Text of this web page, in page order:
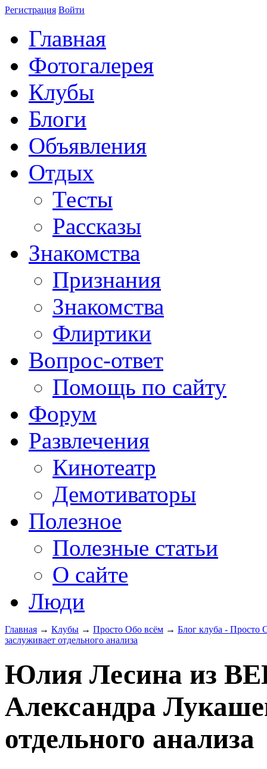
Регистрация Войти
Главная
Фотогалерея
Клубы
Блоги
Объявления
Отдых
Тесты
Рассказы
Знакомства
Признания
Знакомства
Флиртики
Вопрос-ответ
Помощь по сайту
Форум
Развлечения
Кинотеатр
Демотиваторы
Полезное
Полезные статьи
О сайте
Люди
Главная → Клубы → Просто Обо всём → Блог клуба - Просто
заслуживает отдельного анализа
Юлия Лесина из
Александра
отдельного анализа